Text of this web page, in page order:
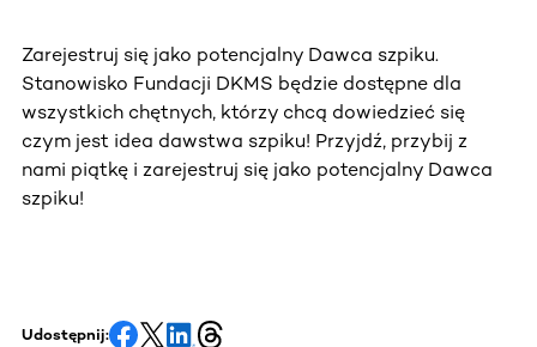
Zarejestruj się jako potencjalny Dawca szpiku.
Stanowisko Fundacji DKMS będzie dostępne dla
wszystkich chętnych, którzy chcą dowiedzieć się
czym jest idea dawstwa szpiku! Przyjdź, przybij z
nami piątkę i zarejestruj się jako potencjalny Dawca
szpiku!
Udostępnij: